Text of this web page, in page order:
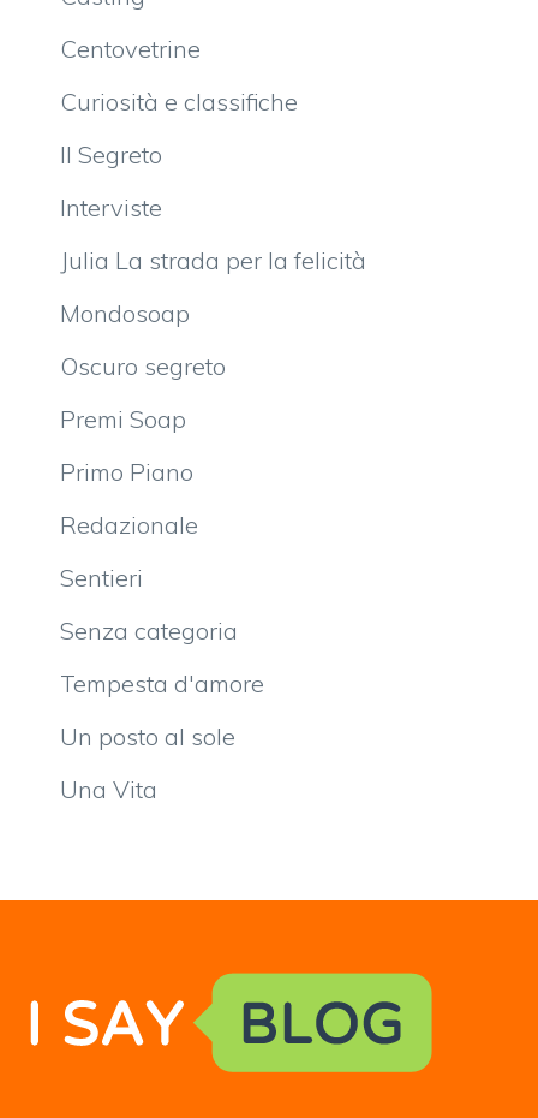
Centovetrine
Curiosità e classifiche
Il Segreto
Interviste
Julia La strada per la felicità
Mondosoap
Oscuro segreto
Premi Soap
Primo Piano
Redazionale
Sentieri
Senza categoria
Tempesta d'amore
Un posto al sole
Una Vita